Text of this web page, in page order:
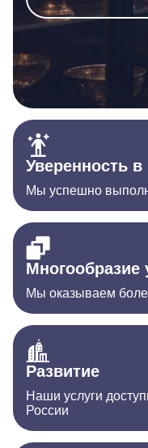
Уверенность в
Мы успешно
Многообразие
Мы оказываем
Развитие
Наши услуги
России